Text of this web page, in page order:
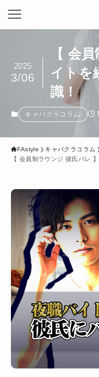
【 会
イトを
識！
2025
3/06
キャバクラコラム
FAstyle
キャバクラコラム
【 会員制ラウンジ 彼氏バレ